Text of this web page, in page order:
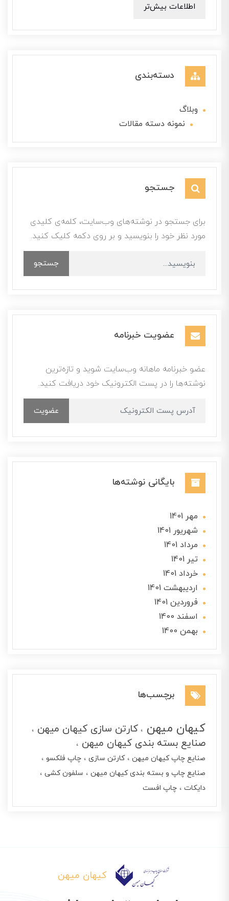
اطلاعات بیش‌تر
دسته‌بندی
وبلاگ
نمونه دسته مقالات
جستجو
برای جستجو در نوشته‌های وب‌سایت، کلمه‌ی کلیدی
مورد نظر خود را بنویسید و بر روی دکمه کلیک کنید.
جستجو
عضویت خبرنامه
عضو خبرنامه ماهانه وب‌سایت شوید و تازه‌ترین
نوشته‌ها را در پست الکترونیک خود دریافت کنید.
عضویت
بایگانی نوشته‌ها
مهر 1401
شهریور 1401
مرداد 1401
تير 1401
خرداد 1401
ارديبهشت 1401
فروردین 1401
اسفند 1400
بهمن 1400
برچسب‌ها
کیهان میهن
کارتن سازی کیهان میهن
صنایع بسته بندی کیهان میهن
صنایع چاپ کیهان میهن کارتن سازی
چاپ فلکسو
صنایع چاپ و بسته بندی کیهان میهن
سلفون کشی
دایکات
چاپ افست
کیهان میهن